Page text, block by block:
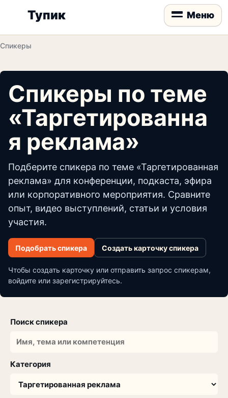
Тупик Меню
Спикеры
Спикеры по теме
«Таргетированна
я реклама»
Подберите спикера по теме «Таргетированная
реклама» для конференции, подкаста, эфира
или корпоративного мероприятия. Сравните
опыт, видео выступлений, статьи и условия
участия.
Подобрать спикера Создать карточку спикера
Чтобы создать карточку или отправить запрос спикерам,
войдите или зарегистрируйтесь.
Поиск спикера
Категория